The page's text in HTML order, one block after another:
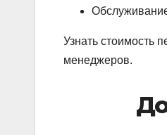
Узнать стоимость
менеджеров.